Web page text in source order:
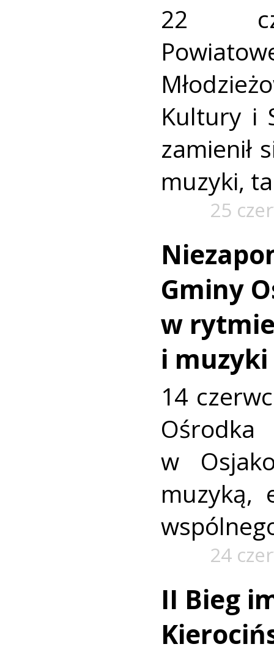
22
Kultury i
zamienił
muzyki,
25
Gminy
w
i muzyki
14
w
muzyką,
24
II Bieg